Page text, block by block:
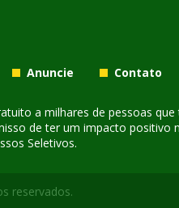
Anuncie Contato
a milhares de pessoas
de ter um impacto
Seletivos.
reservados.